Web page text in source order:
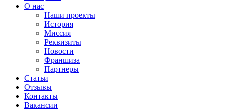
О нас
Наши проекты
История
Миссия
Реквизиты
Новости
Франшиза
Партнеры
Статьи
Отзывы
Контакты
Вакансии